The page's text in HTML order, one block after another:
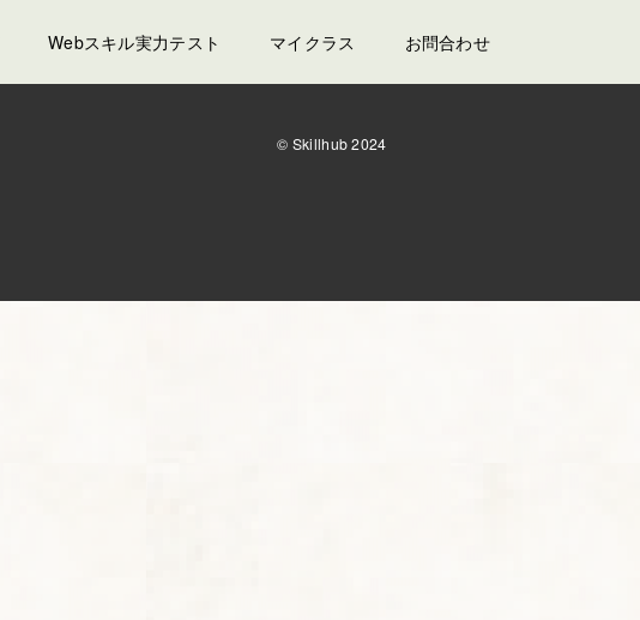
Webスキル実力テスト マイクラス お問合わせ
© Skillhub 2024